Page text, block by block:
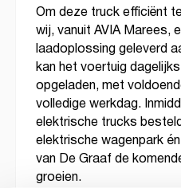
Om deze truck efficiënt
wij, vanuit AVIA Marees,
laadoplossing geleverd
kan het voertuig
opgeladen, met
volledige werkdag.
elektrische trucks
elektrische wagenpark
van De Graaf de
groeien.